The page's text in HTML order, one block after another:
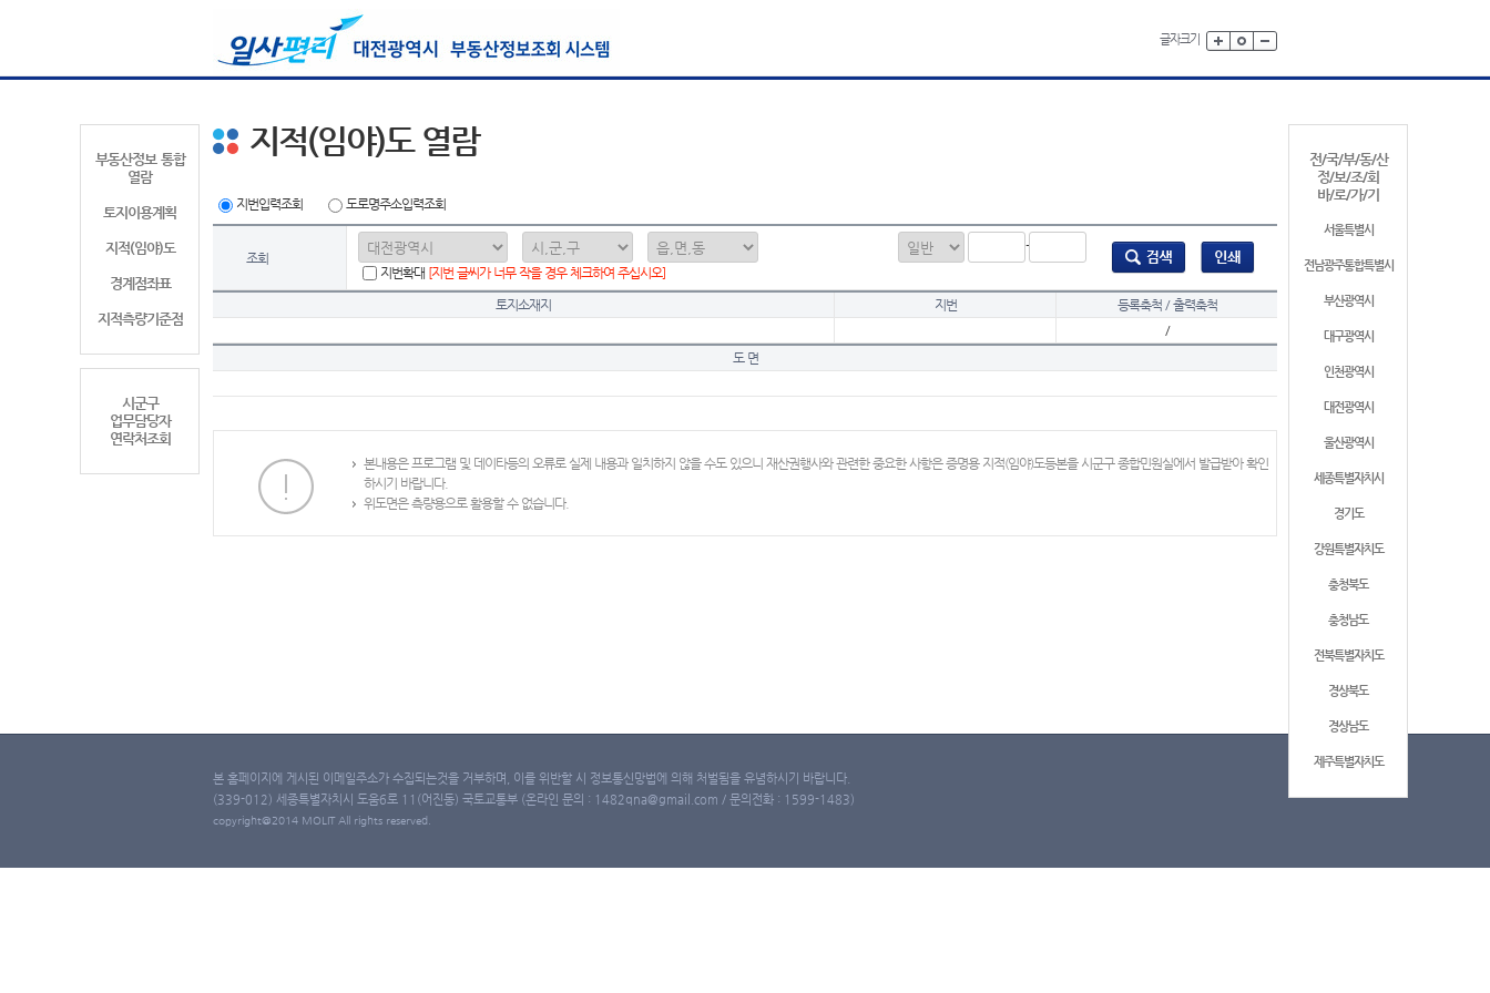
글자크기
부동산정보 통합
열람
토지이용계획
지적(임야)도
경계점좌표
지적측량기준점
시군구
업무담당자
연락처조회
전/국/부/동/산
정/보/조/회
바/로/가/기
서울특별시
전남광주통합특별시
부산광역시
대구광역시
인천광역시
대전광역시
울산광역시
세종특별자치시
경기도
강원특별자치도
충청북도
충청남도
전북특별자치도
경상북도
경상남도
제주특별자치도
지적(임야)도 열람
지번입력조회 도로명주소입력조회
조회
-
지번확대 [지번 글씨가 너무 작을 경우 체크하여 주십시오]
토지소재지 지번
등록축척 / 출력축척
/
도 면
본내용은 프로그램 및 데이타등의 오류로 실제 내용과 일치하지 않을 수도 있으니 재산권행사와 관련한 중요한 사항은 증명용 지적(임야)도등본을 시군구 종합민원실에서 발급받아 확인
하시기 바랍니다.
위도면은 측량용으로 활용할 수 없습니다.
본 홈페이지에 게시된 이메일주소가 수집되는것을 거부하며, 이를 위반할 시 정보통신망법에 의해 처벌됨을 유념하시기 바랍니다.
(339-012) 세종특별자치시 도움6로 11(어진동) 국토교통부 (온라인 문의 : 1482qna@gmail.com / 문의전화 : 1599-1483)
copyright@2014 MOLIT All rights reserved.